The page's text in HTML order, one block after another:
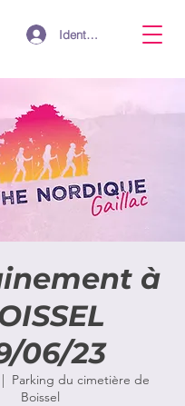
Identifiant
à
06/23
Parking du cimetière de
Boissel